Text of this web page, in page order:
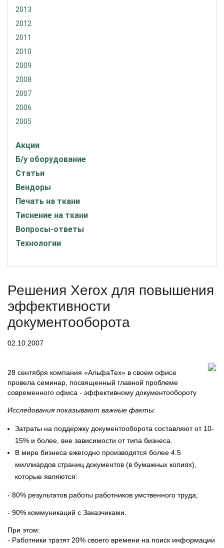
2013
2012
2011
2010
2009
2008
2007
2006
2005
Акции
Б/у оборудование
Статьи
Вендоры
Печать на ткани
Тиснение на ткани
Вопросы-ответы
Технологии
Решения Xerox для повышения
эффективности
документооборота
02.10.2007
28 сентября компания «АльфаТех» в своем офисе
провела семинар, посвященный главной проблеме
современного офиса - эффективному документообороту
Исследования показывают важные факты:
Затраты на поддержку документооборота составляют от 10-
15% и более, вне зависимости от типа бизнеса.
В мире бизнеса ежегодно производятся более 4.5
миллиардов страниц документов (в бумажных копиях),
которые являются:
- 80% результатов работы работников умственного труда;
- 90% коммуникаций с Заказчиками.
При этом:
- Работники тратят 20% своего времени на поиск информации